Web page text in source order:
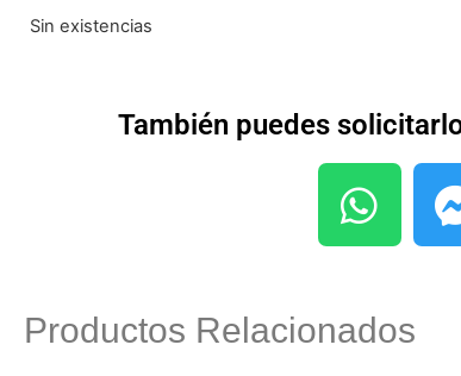
Sin existencias
También puedes
Productos Relacionados